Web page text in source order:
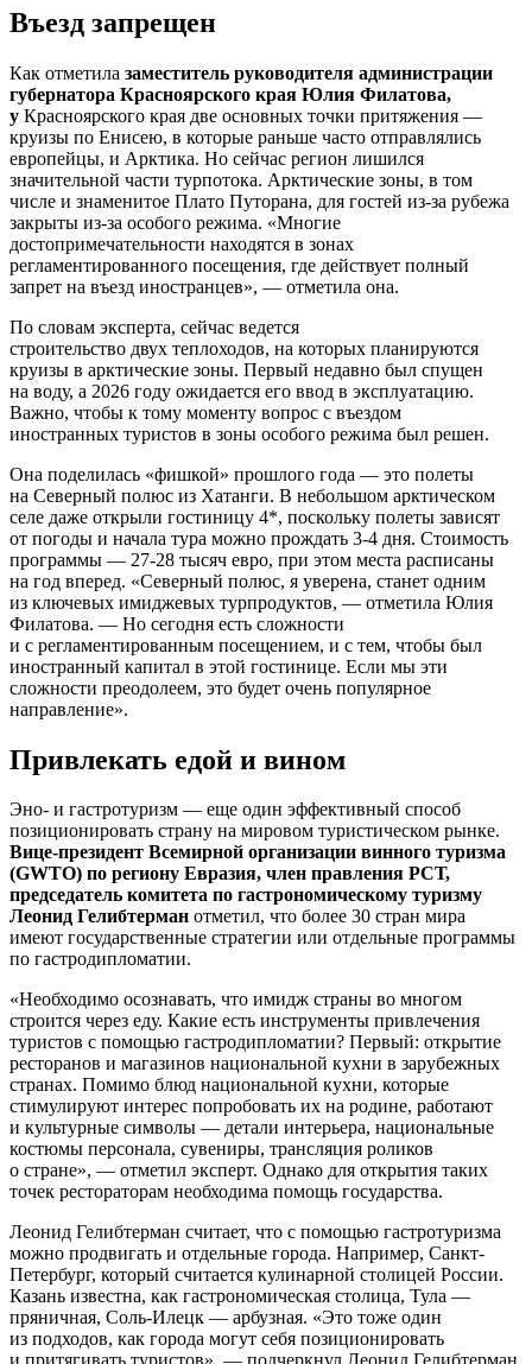
Въезд запрещен
Как отметила заместитель руководителя администрации
губернатора Красноярского края Юлия Филатова,
у Красноярского края две основных точки притяжения —
круизы по Енисею, в которые раньше часто отправлялись
европейцы, и Арктика. Но сейчас регион лишился
значительной части турпотока. Арктические зоны, в том
числе и знаменитое Плато Путорана, для гостей из-за рубежа
закрыты из-за особого режима. «Многие
достопримечательности находятся в зонах
регламентированного посещения, где действует полный
запрет на въезд иностранцев», — отметила она.
По словам эксперта, сейчас ведется
строительство двух теплоходов, на которых планируются
круизы в арктические зоны. Первый недавно был спущен
на воду, а 2026 году ожидается его ввод в эксплуатацию.
Важно, чтобы к тому моменту вопрос с въездом
иностранных туристов в зоны особого режима был решен.
Она поделилась «фишкой» прошлого года — это полеты
на Северный полюс из Хатанги. В небольшом арктическом
селе даже открыли гостиницу 4*, поскольку полеты зависят
от погоды и начала тура можно прождать 3-4 дня. Стоимость
программы — 27-28 тысяч евро, при этом места расписаны
на год вперед. «Северный полюс, я уверена, станет одним
из ключевых имиджевых турпродуктов, — отметила Юлия
Филатова. — Но сегодня есть сложности
и с регламентированным посещением, и с тем, чтобы был
иностранный капитал в этой гостинице. Если мы эти
сложности преодолеем, это будет очень популярное
направление».
Привлекать едой и вином
Эно- и гастротуризм — еще один эффективный способ
позиционировать страну на мировом туристическом рынке.
Вице-президент Всемирной организации винного туризма
(GWTO) по региону Евразия, член правления РСТ,
председатель комитета по гастрономическому туризму
Леонид Гелибтерман отметил, что более 30 стран мира
имеют государственные стратегии или отдельные программы
по гастродипломатии.
«Необходимо осознавать, что имидж страны во многом
строится через еду. Какие есть инструменты привлечения
туристов с помощью гастродипломатии? Первый: открытие
ресторанов и магазинов национальной кухни в зарубежных
странах. Помимо блюд национальной кухни, которые
стимулируют интерес попробовать их на родине, работают
и культурные символы — детали интерьера, национальные
костюмы персонала, сувениры, трансляция роликов
о стране», — отметил эксперт. Однако для открытия таких
точек рестораторам необходима помощь государства.
Леонид Гелибтерман считает, что с помощью гастротуризма
можно продвигать и отдельные города. Например, Санкт-
Петербург, который считается кулинарной столицей России.
Казань известна, как гастрономическая столица, Тула —
пряничная, Соль-Илецк — арбузная. «Это тоже один
из подходов, как города могут себя позиционировать